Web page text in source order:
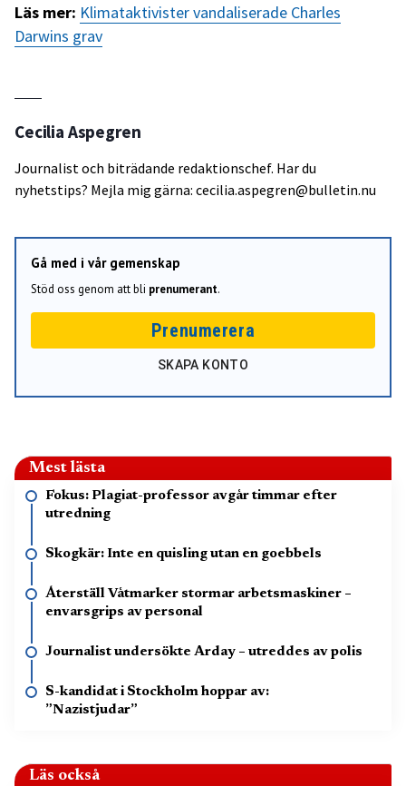
Läs mer: Klimataktivister vandaliserade Charles
Darwins grav
Cecilia Aspegren
Journalist och biträdande redaktionschef. Har du
nyhetstips? Mejla mig gärna: cecilia.aspegren@bulletin.nu
Gå med i vår gemenskap
Stöd oss genom att bli prenumerant.
Prenumerera
SKAPA KONTO
Mest lästa
Fokus: Plagiat-professor avgår timmar efter
utredning
Skogkär: Inte en quisling utan en goebbels
Återställ Våtmarker stormar arbetsmaskiner –
envarsgrips av personal
Journalist undersökte Arday – utreddes av polis
S-kandidat i Stockholm hoppar av:
”Nazistjudar”
Läs också